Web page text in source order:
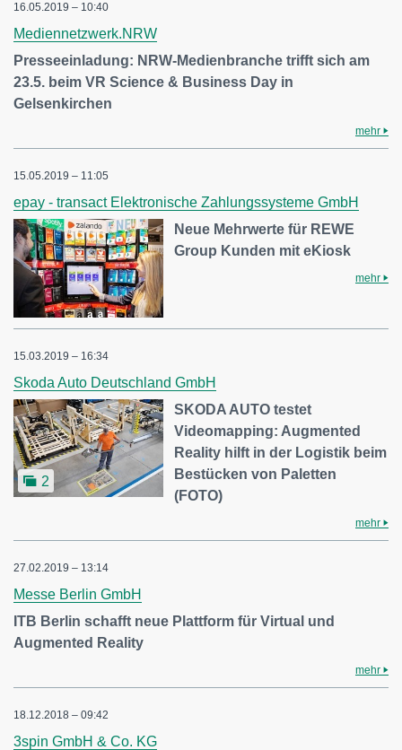
16.05.2019 – 10:40
Mediennetzwerk.NRW
Presseeinladung: NRW-Medienbranche trifft sich am
23.5. beim VR Science & Business Day in
Gelsenkirchen
mehr
15.05.2019 – 11:05
epay - transact Elektronische Zahlungssysteme GmbH
Neue Mehrwerte für REWE
Group Kunden mit eKiosk
mehr
15.03.2019 – 16:34
Skoda Auto Deutschland GmbH
2
SKODA AUTO testet
Videomapping: Augmented
Reality hilft in der Logistik beim
Bestücken von Paletten
(FOTO)
mehr
27.02.2019 – 13:14
Messe Berlin GmbH
ITB Berlin schafft neue Plattform für Virtual und
Augmented Reality
mehr
18.12.2018 – 09:42
3spin GmbH & Co. KG